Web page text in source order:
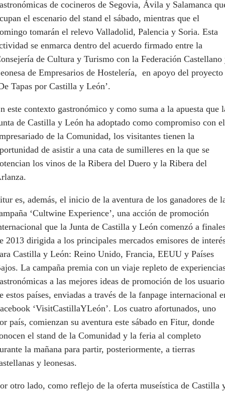
de cocineros de Segovia, Ávila y Salamanca
el escenario del stand el sábado, mientras que el
tomarán el relevo Valladolid, Palencia y Soria. Esta
se enmarca dentro del acuerdo firmado entre la
de Cultura y Turismo con la Federación Castellano
de Empresarios de Hostelería, en apoyo del proyecto
Tapas por Castilla y León’.
este contexto gastronómico y como suma a la apuesta que
de Castilla y León ha adoptado como compromiso con el
de la Comunidad, los visitantes tienen la
de asistir a una cata de sumilleres en la que se
los vinos de la Ribera del Duero y la Ribera del
es, además, el inicio de la aventura de los ganadores de
‘Cultwine Experience’, una acción de promoción
que la Junta de Castilla y León comenzó a
2013 dirigida a los principales mercados emisores de
Castilla y León: Reino Unido, Francia, EEUU y Países
La campaña premia con un viaje repleto de
a las mejores ideas de promoción de los
estos países, enviadas a través de la fanpage internacional
‘VisitCastillaYLeón’. Los cuatro afortunados, uno
país, comienzan su aventura este sábado en Fitur, donde
el stand de la Comunidad y la feria al completo
la mañana para partir, posteriormente, a tierras
y leonesas.
otro lado, como reflejo de la oferta museística de Castilla